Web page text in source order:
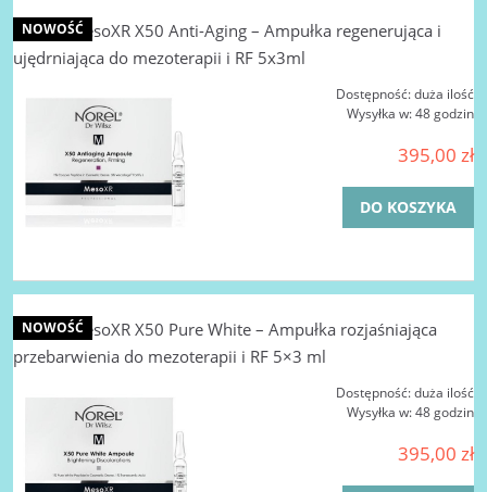
NOREL MesoXR X50 Anti-Aging – Ampułka regenerująca i
ujędrniająca do mezoterapii i RF 5x3ml
Dostępność:duża ilość
Wysyłka w:48 godzin
395,00 zł
DO KOSZYKA
NOWOŚĆ
NOREL MesoXR X50 Pure White – Ampułka rozjaśniająca
przebarwienia do mezoterapii i RF 5×3 ml
Dostępność:duża ilość
Wysyłka w:48 godzin
395,00 zł
NOWOŚĆ